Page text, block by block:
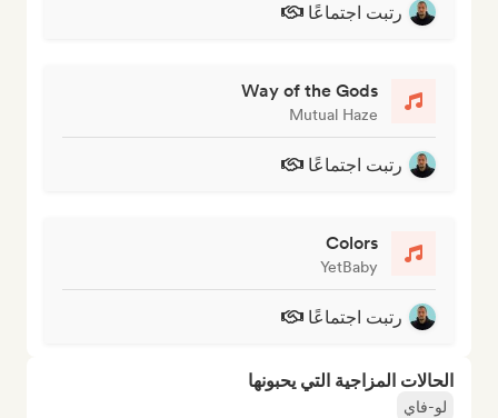
رتبت اجتماعًا
Way of the Gods
Mutual Haze
رتبت اجتماعًا
Colors
YetBaby
رتبت اجتماعًا
الحالات المزاجية التي يحبونها
لو-فاي